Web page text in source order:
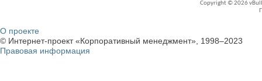
Copyright © 2026
О проекте
© Интернет-проект «Корпоративный менеджмент», 1998–2023
Правовая информация